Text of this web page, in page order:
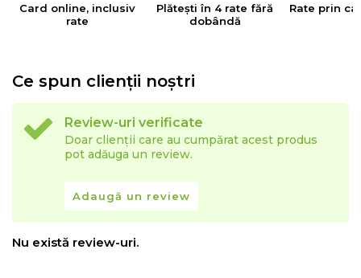
Card online, inclusiv
rate
Plătești în 4 rate fără
dobândă
Rate prin
Ce spun clienții noștri
Review-uri verificate
Doar clienții care au cumpărat acest produs
pot adăuga un review.
Adaugă un review
Nu există review-uri.